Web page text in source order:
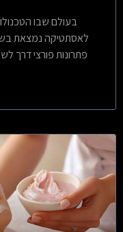
בעולם שבו
לאסתטיקה נמצאת
פתרונות פורצי דרך